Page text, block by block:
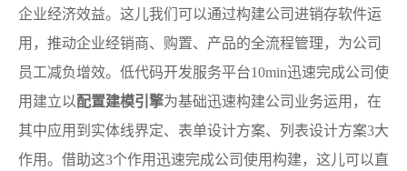
企业经济效益。这儿我们可以通过构建公司进销存软件运
用，推动企业经销商、购置、产品的全流程管理，为公司
员工减负增效。低代码开发服务平台10min迅速完成公司使
用建立以配置建模引擎为基础迅速构建公司业务运用，在
其中应用到实体线界定、表单设计方案、列表设计方案3大
作用。借助这3个作用迅速完成公司使用构建，这儿可以直